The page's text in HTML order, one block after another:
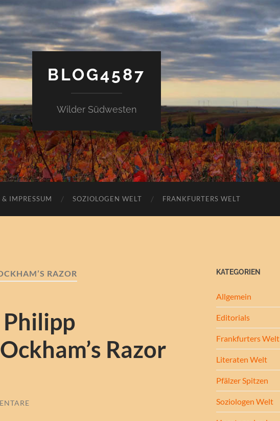
BLOG4587
Wilder Südwesten
IMPRESSUM SOZIOLOGEN WELT FRANKFURTERS WELT
RAZOR
Razor
KATEGORIEN
Allgemein
Editorials
Frankfurters Welt
Literaten Welt
Pfälzer Spitzen
Soziologen Welt